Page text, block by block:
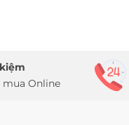
mua Online